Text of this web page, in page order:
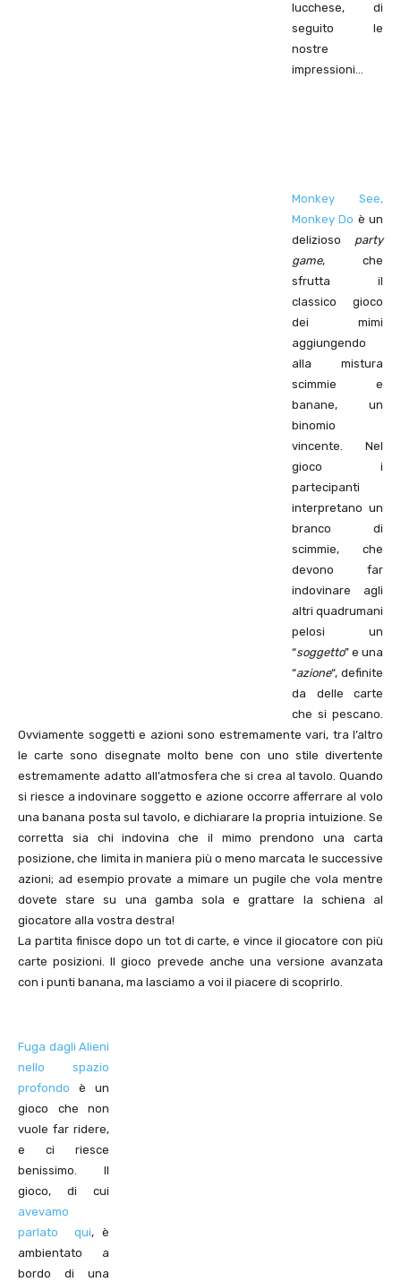
lucchese, di
seguito le
nostre
impressioni…
Monkey See,
Monkey Do è un
delizioso party
game, che
sfrutta il
classico gioco
dei mimi
aggiungendo
alla mistura
scimmie e
banane, un
binomio
vincente. Nel
gioco i
partecipanti
interpretano un
branco di
scimmie, che
devono far
indovinare agli
altri quadrumani
pelosi un
“soggetto” e una
“azione“, definite
da delle carte
che si pescano.
Ovviamente soggetti e azioni sono estremamente vari, tra l’altro
le carte sono disegnate molto bene con uno stile divertente
estremamente adatto all’atmosfera che si crea al tavolo. Quando
si riesce a indovinare soggetto e azione occorre afferrare al volo
una banana posta sul tavolo, e dichiarare la propria intuizione. Se
corretta sia chi indovina che il mimo prendono una carta
posizione, che limita in maniera più o meno marcata le successive
azioni; ad esempio provate a mimare un pugile che vola mentre
dovete stare su una gamba sola e grattare la schiena al
giocatore alla vostra destra!
La partita finisce dopo un tot di carte, e vince il giocatore con più
carte posizioni. Il gioco prevede anche una versione avanzata
con i punti banana, ma lasciamo a voi il piacere di scoprirlo.
Fuga dagli Alieni
nello spazio
profondo è un
gioco che non
vuole far ridere,
e ci riesce
benissimo. Il
gioco, di cui
avevamo
parlato qui, è
ambientato a
bordo di una